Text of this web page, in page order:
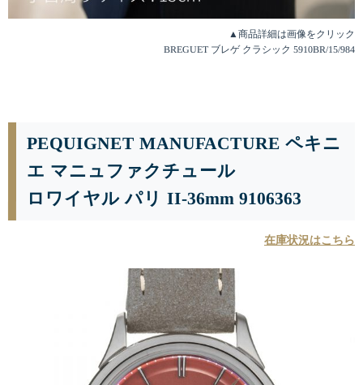
▲商品詳細は画像をクリック
BREGUET ブレゲ クラシック 5910BR/15/984
PEQUIGNET MANUFACTURE ペキニ
エ マニュファクチュール
ロワイヤル パリ II-36mm 9106363
在庫状況はこちら